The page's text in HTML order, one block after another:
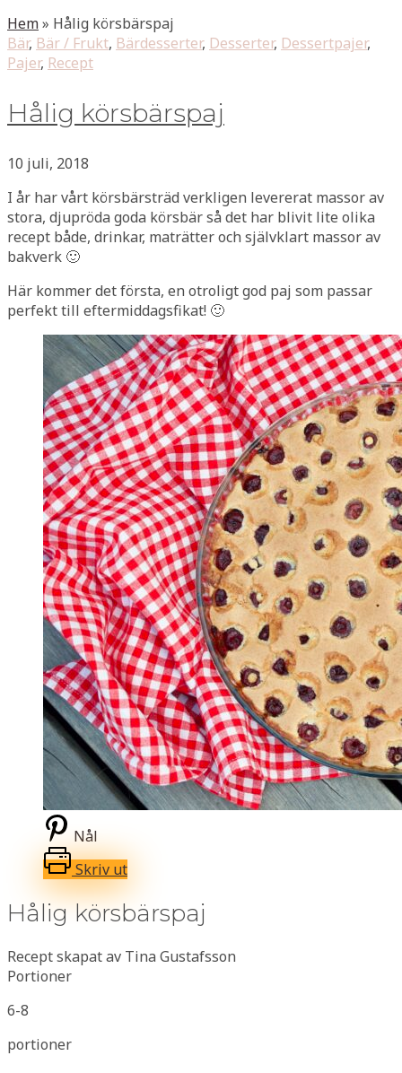
Hem» Hålig körsbärspaj
Bär, Bär / Frukt, Bärdesserter, Desserter, Dessertpajer,
Pajer, Recept
Hålig körsbärspaj
10 juli, 2018
I år har vårt körsbärsträd verkligen levererat massor av
stora, djupröda goda körsbär så det har blivit lite olika
recept både, drinkar, maträtter och självklart massor av
bakverk 🙂
Här kommer det första, en otroligt god paj som passar
perfekt till eftermiddagsfikat! 🙂
Nål
Skriv ut
Hålig körsbärspaj
Recept skapat av Tina Gustafsson
Portioner
6-8
portioner